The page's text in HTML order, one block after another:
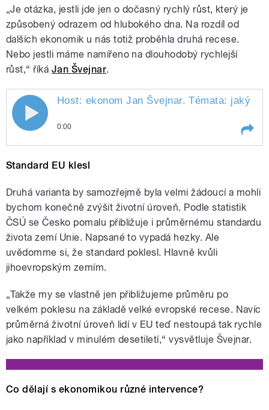
„Je otázka, jestli jde jen o dočasný rychlý růst, který je
způsobený odrazem od hlubokého dna. Na rozdíl od
dalších ekonomik u nás totiž proběhla druhá recese.
Nebo jestli máme namířeno na dlouhodobý rychlejší
růst,“ říká Jan Švejnar.
pause
Host: ekonom Jan Švejnar. Témata: jaký
0:00
Témata: jaký je vliv
ekonomický růst, uberizace
pracovního trhu, budeme někdy
pracovat na zavolání? Moderuje
Zita
Standard EU klesl
Druhá varianta by samozřejmě byla velmi žádoucí a mohli
bychom konečně zvýšit životní úroveň. Podle statistik
ČSÚ se Česko pomalu přibližuje i průměrnému standardu
života zemí Unie. Napsané to vypadá hezky. Ale
uvědomme si, že standard poklesl. Hlavně kvůli
jihoevropským zemím.
„Takže my se vlastně jen přibližujeme průměru po
velkém poklesu na základě velké evropské recese. Navíc
průměrná životní úroveň lidí v EU teď nestoupá tak rychle
jako například v minulém desetiletí,“ vysvětluje Švejnar.
Co dělají s ekonomikou různé intervence?